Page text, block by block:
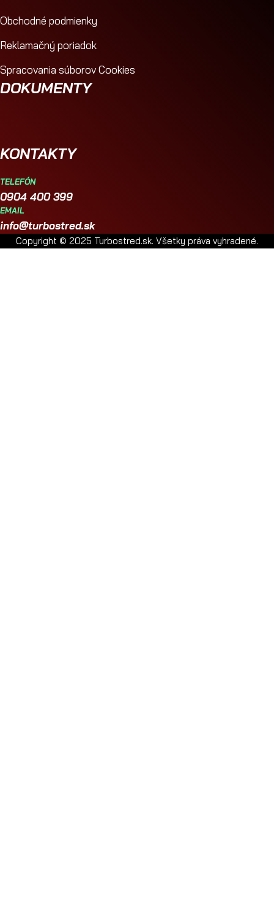
Obchodné podmienky
Reklamačný poriadok
Spracovania súborov Cookies
DOKUMENTY
KONTAKTY
TELEFÓN
0904 400 399
EMAIL
info@turbostred.sk
Copyright © 2025 Turbostred.sk. Všetky práva vyhradené.